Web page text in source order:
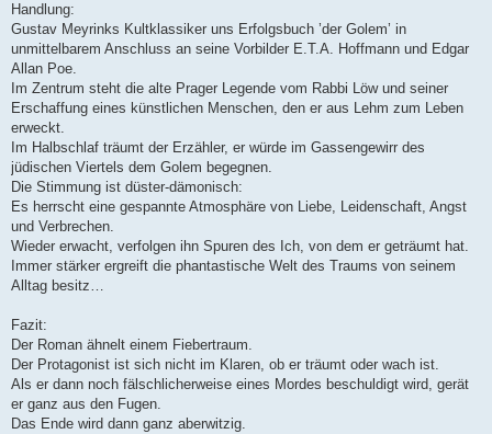
Handlung:
Gustav Meyrinks Kultklassiker uns Erfolgsbuch ’der Golem’ in
unmittelbarem Anschluss an seine Vorbilder E.T.A. Hoffmann und Edgar
Allan Poe.
Im Zentrum steht die alte Prager Legende vom Rabbi Löw und seiner
Erschaffung eines künstlichen Menschen, den er aus Lehm zum Leben
erweckt.
Im Halbschlaf träumt der Erzähler, er würde im Gassengewirr des
jüdischen Viertels dem Golem begegnen.
Die Stimmung ist düster-dämonisch:
Es herrscht eine gespannte Atmosphäre von Liebe, Leidenschaft, Angst
und Verbrechen.
Wieder erwacht, verfolgen ihn Spuren des Ich, von dem er geträumt hat.
Immer stärker ergreift die phantastische Welt des Traums von seinem
Alltag besitz…
Fazit:
Der Roman ähnelt einem Fiebertraum.
Der Protagonist ist sich nicht im Klaren, ob er träumt oder wach ist.
Als er dann noch fälschlicherweise eines Mordes beschuldigt wird, gerät
er ganz aus den Fugen.
Das Ende wird dann ganz aberwitzig.